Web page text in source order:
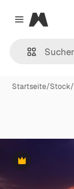
Close menu
Magnific
Startseite/Stock/
Premium